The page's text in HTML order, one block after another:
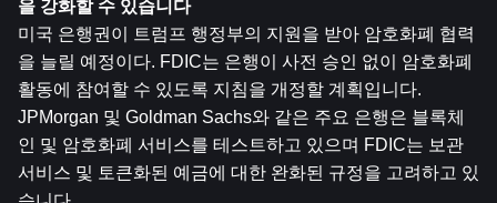
을 강화할 수 있습니다
미국 은행권이 트럼프 행정부의 지원을 받아 암호화폐 협력
을 늘릴 예정이다. FDIC는 은행이 사전 승인 없이 암호화폐
활동에 참여할 수 있도록 지침을 개정할 계획입니다.
JPMorgan 및 Goldman Sachs와 같은 주요 은행은 블록체
인 및 암호화폐 서비스를 테스트하고 있으며 FDIC는 보관
서비스 및 토큰화된 예금에 대한 완화된 규정을 고려하고 있